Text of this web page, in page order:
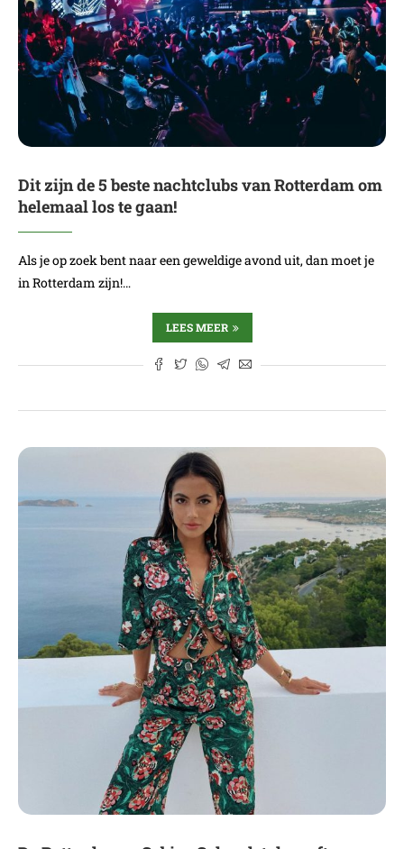
Dit zijn de 5 beste nachtclubs van Rotterdam om
helemaal los te gaan!
Als je op zoek bent naar een geweldige avond uit, dan moet je
in Rotterdam zijn!…
LEES MEER